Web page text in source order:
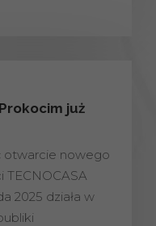
już
otwarcie nowego
TECNOCASA
2025 działa w